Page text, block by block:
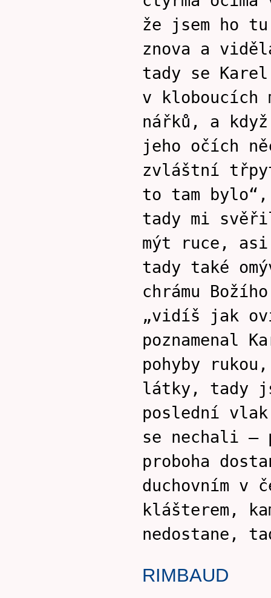
že jsem ho
znova a
tady se Karel
v
nářků, a
jeho očích
zvláštní
to tam
tady mi
mýt ruce,
tady také
chrámu
„vidíš jak
poznamenal
pohyby
látky, tady
poslední vlak
se nechali –
proboha
duchovním v
klášterem,
nedostane,
RIMBAUD